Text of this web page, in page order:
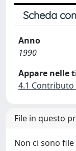
Scheda
Anno
1990
Appare nelle
4.1
File in questo
Non ci sono